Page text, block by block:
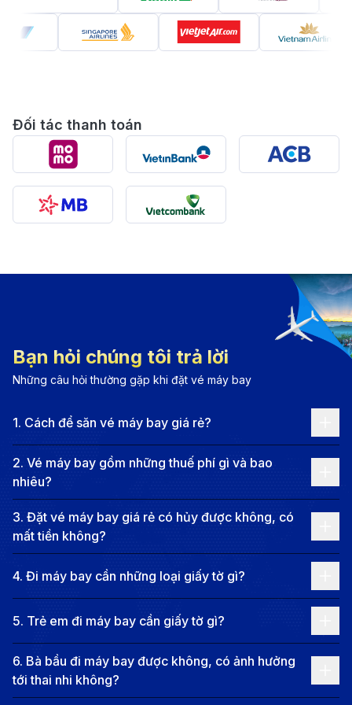
Chặng bay từ Thanh Hóa (sân bay Thọ Xuân - THD)
đến Cần Thơ (sân bay Quốc tế Cần Thơ - VCA) có
giữa khu vực Bắc Trung Bộ và Đồng bằng sông Cửu
Long, mang đến sự tiện lợi cho hành khách muốn di
chuyển giữa hai khu vực này.
Các hãng hàng không khai thác tuyến
Thanh Hóa - Cần Thơ
hàng không lớn tại Việt Nam với dịch vụ đa dạng, đáp
: Hãng hàng không quốc gia khai
thác các chuyến bay chất lượng cao, mang đến sự
ổn định về dịch vụ. Vietnam Airlines thường có
VietJet Air : Là hãng hàng không giá rẻ, VietJet Air
cung cấp nhiều lựa chọn bay với1-2 chuyến mỗi
ngày, phù hợp với những hành khách tìm kiếm các
ưu đãi giá vé.
Bamboo Airways: Bamboo Airways cũng khai thác
1 chuyến/ngày
sự lựa chọn linh hoạt và thoải mái cho du khách.
Giá vé máy bay từ Thanh Hóa đi
Cần Thơ
Giá vé máy bay từ Thanh Hóa đi Cần Thơ phụ thuộc
vào hãng hàng không, thời gian đặt vé và các chương
Đối tác thanh toán
Bạn hỏi chúng tôi trả lời
Những câu hỏi thường gặp khi đặt vé máy bay
1. Cách để săn vé máy bay giá rẻ?
2. Vé máy bay gồm những thuế phí gì và bao
nhiêu?
3. Đặt vé máy bay giá rẻ có hủy được không, có
mất tiền không?
4. Đi máy bay cần những loại giấy tờ gì?
5. Trẻ em đi máy bay cần giấy tờ gì?
6. Bà bầu đi máy bay được không, có ảnh hưởng
tới thai nhi không?